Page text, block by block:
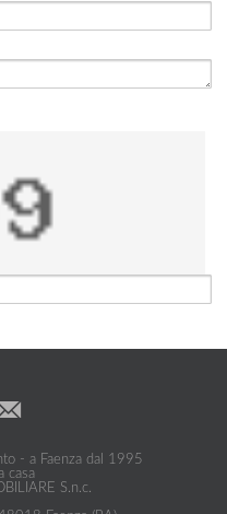
- a Faenza dal 1995
casa
S.n.c.